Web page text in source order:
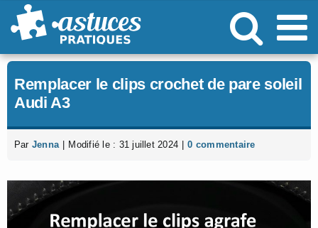
Passer
au
Remplacer le clips crochet de pare soleil
Audi A3
Par Jenna Modifié le : 31 juillet 2024 0 commentaire